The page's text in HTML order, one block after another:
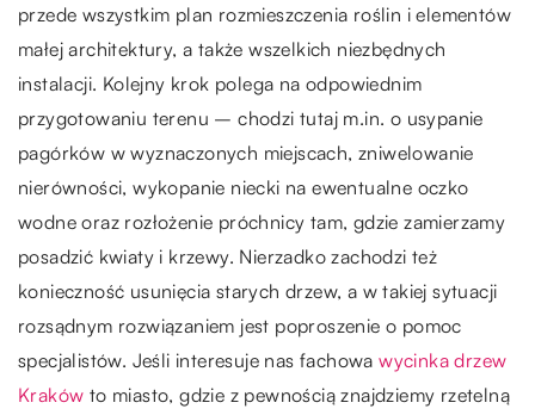
przede wszystkim plan rozmieszczenia roślin i elementów
małej architektury, a także wszelkich niezbędnych
instalacji. Kolejny krok polega na odpowiednim
przygotowaniu terenu – chodzi tutaj m.in. o usypanie
pagórków w wyznaczonych miejscach, zniwelowanie
nierówności, wykopanie niecki na ewentualne oczko
wodne oraz rozłożenie próchnicy tam, gdzie zamierzamy
posadzić kwiaty i krzewy. Nierzadko zachodzi też
konieczność usunięcia starych drzew, a w takiej sytuacji
rozsądnym rozwiązaniem jest poproszenie o pomoc
specjalistów. Jeśli interesuje nas fachowawycinka drzew
Kraków to miasto, gdzie z pewnością znajdziemy rzetelną